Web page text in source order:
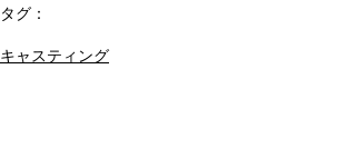
タグ：
キャスティング